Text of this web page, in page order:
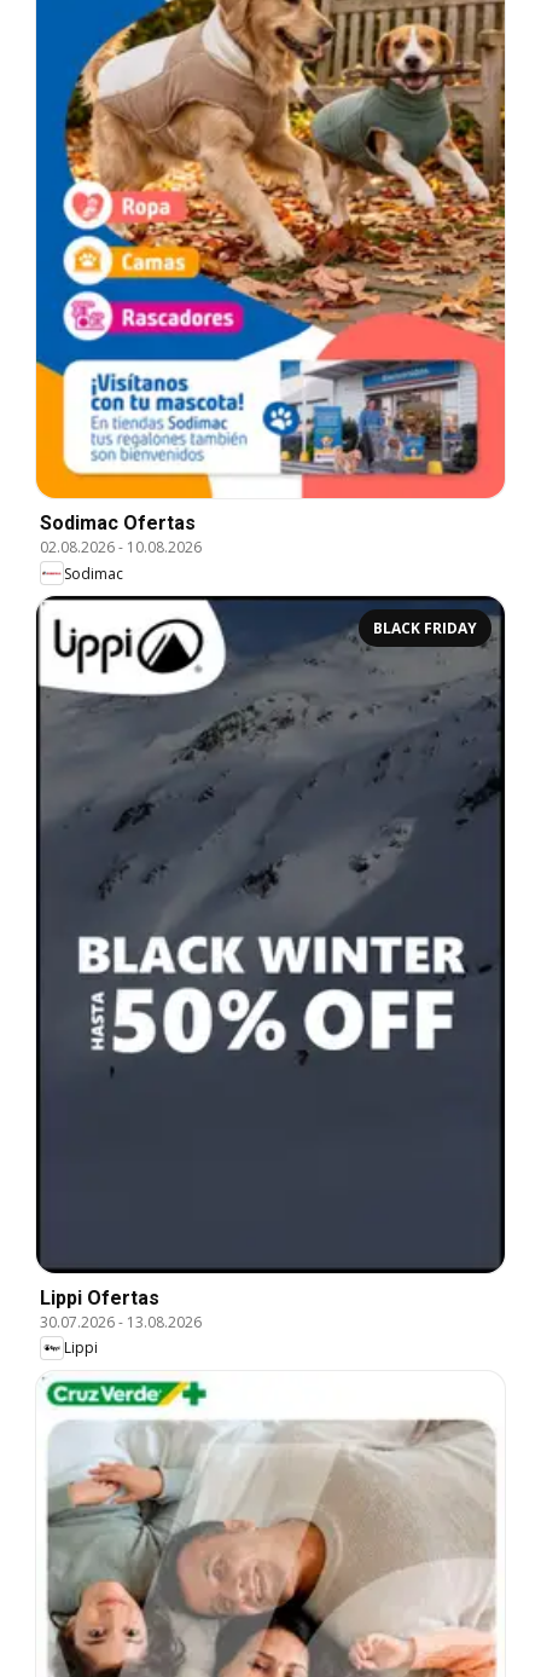
Sodimac Ofertas
02.08.2026- 10.08.2026
Sodimac
BLACK FRIDAY
Lippi Ofertas
30.07.2026- 13.08.2026
Lippi